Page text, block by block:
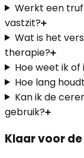
Werkt een
vastzit?
Wat is het
therapie?
Hoe weet ik
Hoe lang
Kan ik de
gebruik?
Klaar voor